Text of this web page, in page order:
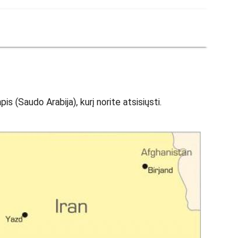
(Saudo Arabija), kurį norite atsisiųsti.